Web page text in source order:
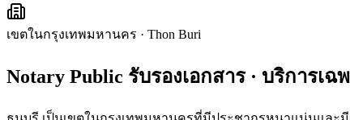
เขตในกรุงเทพมหานคร · Thon Buri
Notary Public รับรองเอกสาร· บริการเฉ